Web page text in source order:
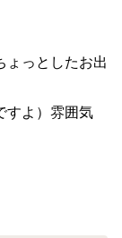
ょっとしたお出
すよ）雰囲気